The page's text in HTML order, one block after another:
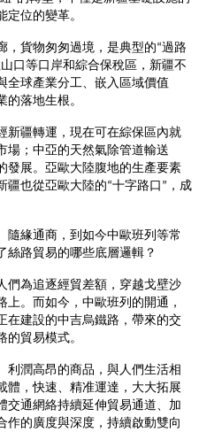
位的變革。
，貨物匆匆過境，是典型的“過路
口等口岸和綜合保稅區，新疆不
全球產業分工、嵌入區域價值
落地生根。
新疆轉運，現在可在綜保區內就
場；中亞的天然氣除管道輸送
發展。亞歐大陸腹地的生產要素
疆也從亞歐大陸的“十字路口 ” ，成
隨緣通商，到如今中歐班列等常
絲路貿易的哪些底層邏輯？
們為追逐經貿差額，穿越戈壁沙
。而如今，中歐班列的開通，
在建設的中吉烏鐵路，帶來的交
貿易模式。
利潤高昂的商品，與人們生活相
體，快速、精准運達，大大拓展
交通網絡持續延伸貿易通道、加
作的廣度與深度，持續啟動雙向